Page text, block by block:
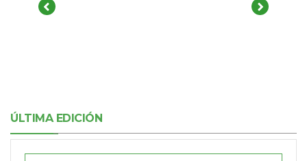
ÚLTIMA EDICIÓN